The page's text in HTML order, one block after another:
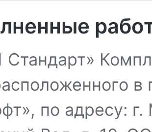
в
по адресу: